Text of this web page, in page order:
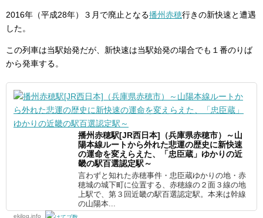
2016年（平成28年）３月で廃止となる播州赤穂行きの新快速と遭遇
した。
この列車は当駅始発だが、新快速は当駅始発の場合でも１番のりば
から発車する。
播州赤穂駅[JR西日本]（兵庫県赤穂市）～山
陽本線ルートから外れた悲運の歴史に新快速
の運命を変えらえた、「忠臣蔵」ゆかりの近
畿の駅百選認定駅～
言わずと知れた赤穂事件・忠臣蔵ゆかりの地・赤
穂城の城下町に位置する、赤穂線の２面３線の地
上駅で、第３回近畿の駅百選認定駅。本来は幹線
の山陽本...
ekilog.info